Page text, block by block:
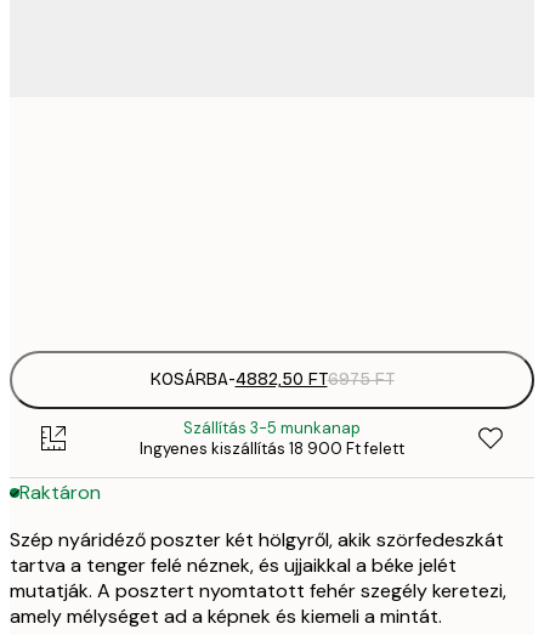
KOSÁRBA-4882,50 FT6975 FT
Szállítás 3-5 munkanap
Ingyenes kiszállítás 18 900 Ft felett
Raktáron
Szép nyáridéző poszter két hölgyről, akik szörfedeszkát
tartva a tenger felé néznek, és ujjaikkal a béke jelét
mutatják. A posztert nyomtatott fehér szegély keretezi,
amely mélységet ad a képnek és kiemeli a mintát.